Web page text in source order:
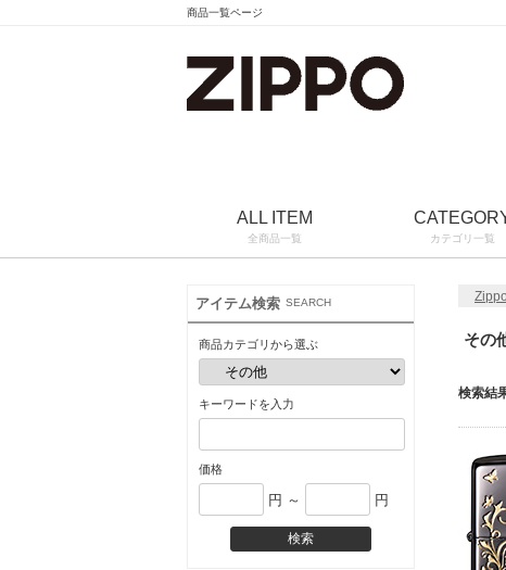
商品一覧ページ
ALL ITEM
全商品一覧 カテゴリ一覧
アイテム検索 SEARCH
商品カテゴリから選ぶ
キーワードを入力
価格
円 ～ 円
その
検索結